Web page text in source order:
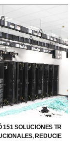
151 SOLUCIONES TR
REDUCIE